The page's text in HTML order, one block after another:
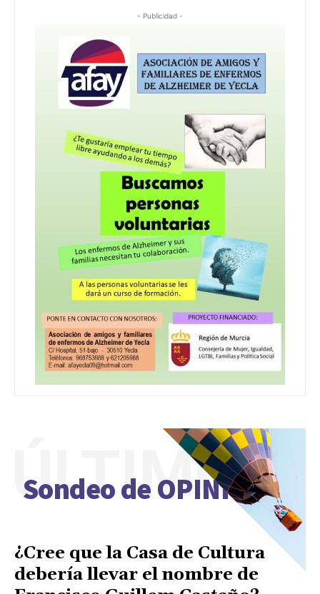
- Publicidad -
Sondeo de OPINIÓN
ÚLTIMO
¿Cree que la Casa de Cultura
debería llevar el nombre de